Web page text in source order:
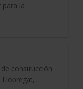
para la
construcción
Llobregat,